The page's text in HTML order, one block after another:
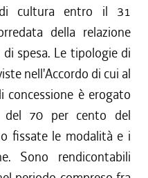
cultura entro il 31
della relazione
spesa. Le tipologie di
nell'Accordo di cui al
concessione è erogato
del 70 per cento del
fissate le modalità e i
Sono rendicontabili